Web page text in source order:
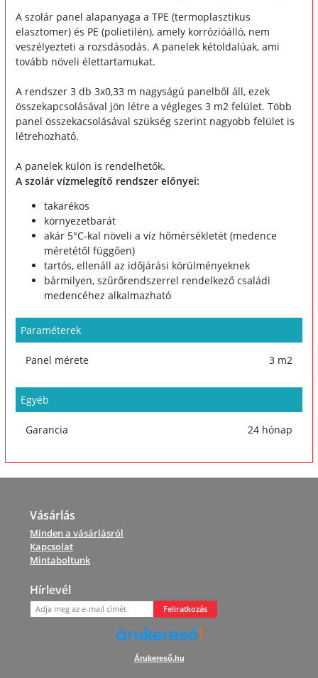
A szolár panel alapanyaga a TPE (termoplasztikus
elasztomer) és PE (polietilén), amely korrózióálló, nem
veszélyezteti a rozsdásodás. A panelek kétoldalúak, ami
tovább növeli élettartamukat.
A rendszer 3 db 3x0,33 m nagyságú panelből áll, ezek
összekapcsolásával jön létre a végleges 3 m2 felület. Több
panel összekacsolásával szükség szerint nagyobb felület is
létrehozható.
A panelek külön is rendelhetők.
A szolár vízmelegítő rendszer előnyei:
takarékos
környezetbarát
akár 5°C-kal növeli a víz hőmérsékletét (medence
méretétől függően)
tartós, ellenáll az időjárási körülményeknek
bármilyen, szűrőrendszerrel rendelkező családi
medencéhez alkalmazható
Paraméterek
Panel mérete 3 m2
Egyéb
Garancia 24 hónap
Vásárlás
Minden a vásárlásról
Kapcsolat
Mintaboltunk
Hírlevél
Feliratkozás
Árukereső.hu